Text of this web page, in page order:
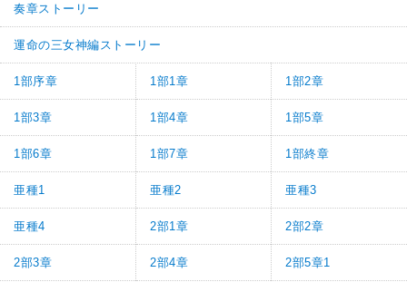
奏章ストーリー
運命の三女神編ストーリー
1部序章 1部1章 1部2章
1部3章 1部4章 1部5章
1部6章 1部7章 1部終章
亜種1 亜種2 亜種3
亜種4 2部1章 2部2章
2部3章 2部4章 2部5章1